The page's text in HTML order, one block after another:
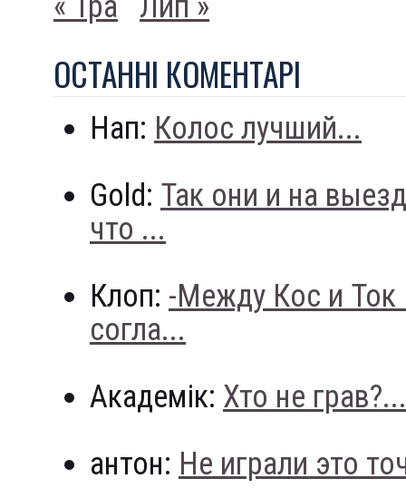
ОСТАННI КОМЕНТАРI
Нап: Колос лучший...
Gold: Так они и на
что ...
Клоп: -Между Кос и
согла...
Академік: Хто не грав?...
антон: Не играли это